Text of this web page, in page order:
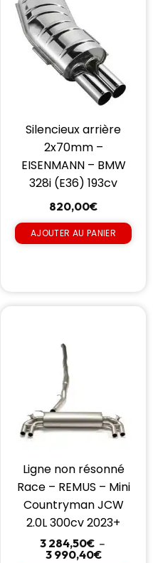
Silencieux arrière
2x70mm –
EISENMANN – BMW
328i (E36) 193cv
820,00€
AJOUTER AU PANIER
Ligne non résonné
Race – REMUS – Mini
Countryman JCW
2.0L 300cv 2023+
3 284,50€ –
3 990,40€